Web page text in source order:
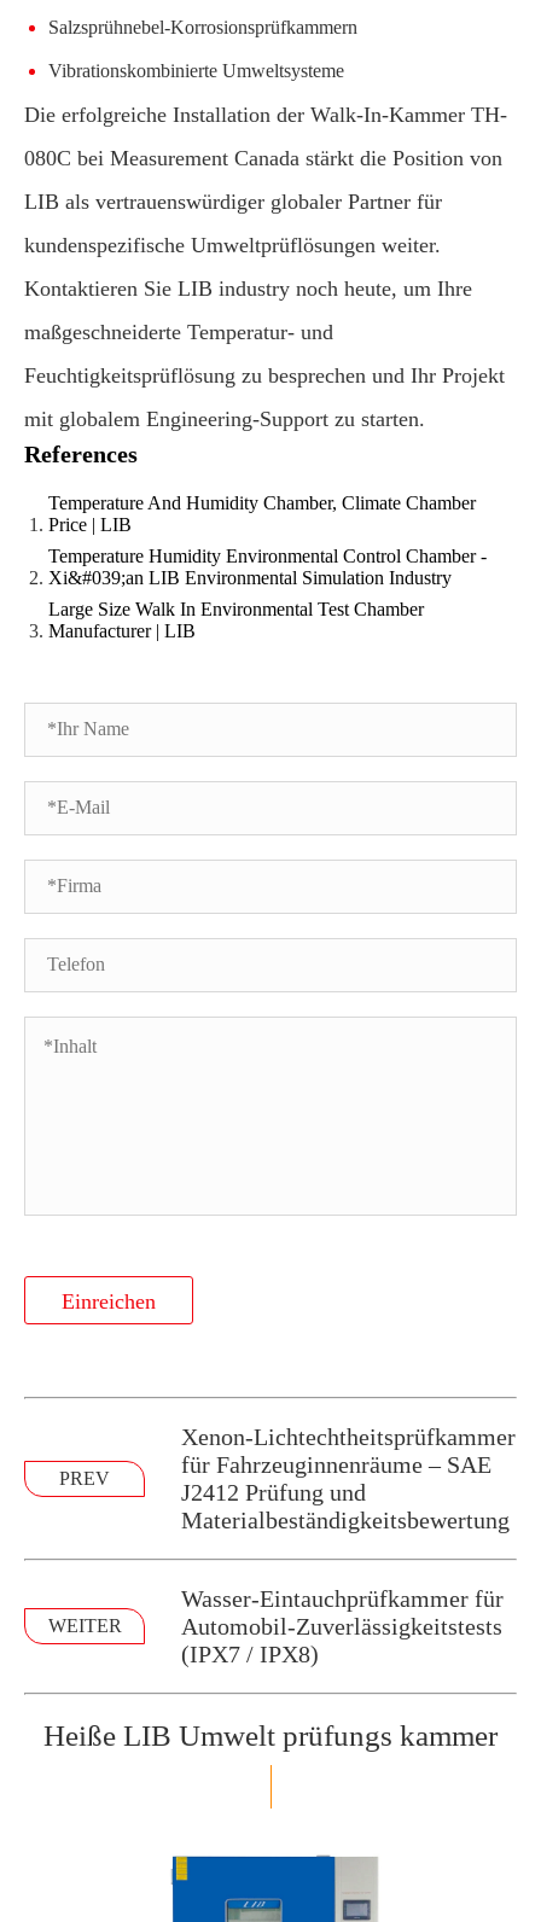
Salzsprühnebel-Korrosionsprüfkammern
Vibrationskombinierte Umweltsysteme
Die erfolgreiche Installation der Walk-In-Kammer TH-
080C bei Measurement Canada stärkt die Position von
LIB als vertrauenswürdiger globaler Partner für
kundenspezifische Umweltprüflösungen weiter.
Kontaktieren Sie LIB industry noch heute, um Ihre
maßgeschneiderte Temperatur- und
Feuchtigkeitsprüflösung zu besprechen und Ihr Projekt
mit globalem Engineering-Support zu starten.
References
Temperature And Humidity Chamber, Climate Chamber
Price | LIB
Temperature Humidity Environmental Control Chamber -
Xi&#039;an LIB Environmental Simulation Industry
Large Size Walk In Environmental Test Chamber
Manufacturer | LIB
Einreichen
PREV
Xenon-Lichtechtheitsprüfkammer
für Fahrzeuginnenräume – SAE
J2412 Prüfung und
Materialbeständigkeitsbewertung
WEITER
Wasser-Eintauchprüfkammer für
Automobil-Zuverlässigkeitstests
(IPX7 / IPX8)
Heiße LIB Umwelt prüfungs kammer